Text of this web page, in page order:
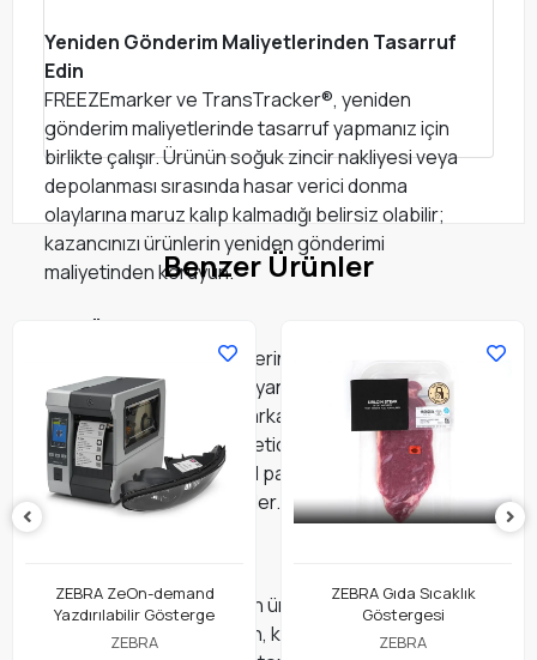
Yeniden Gönderim Maliyetlerinden Tasarruf
Edin
FREEZEmarker ve TransTracker®, yeniden
gönderim maliyetlerinde tasarruf yapmanız için
birlikte çalışır. Ürünün soğuk zincir nakliyesi veya
depolanması sırasında hasar verici donma
olaylarına maruz kalıp kalmadığı belirsiz olabilir;
kazancınızı ürünlerin yeniden gönderimi
maliyetinden koruyun.
Zebra donma göstergelerinin, çok çeşitli donma
olaylarının tespitini sağlayan birkaç farklı etkilenme
sıcaklığı vardır. Ayrıca, marka bilgileriyle
özelleştirilebilirler ve tüketici bilgilerini de içeren
birden fazla birimlik ikincil paketlere veya sevkiyat
kutularına yerleştirilebilirler.
FREEZEmarker, doğrudan ürün yüzeylerine veya
ambalajına uygulanabilen, kendinden yapışkanlı, tek
Benzer Ürünler
ZEBRA ZeOn-demand
Yazdırılabilir Gösterge
ZEBRA
ZEBRA Gıda Sıcaklık
Göstergesi
ZEBRA